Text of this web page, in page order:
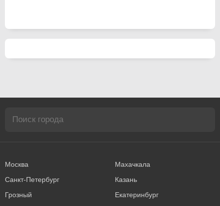
Москва
Махачкала
Санкт-Петербург
Казань
Грозный
Екатеринбург